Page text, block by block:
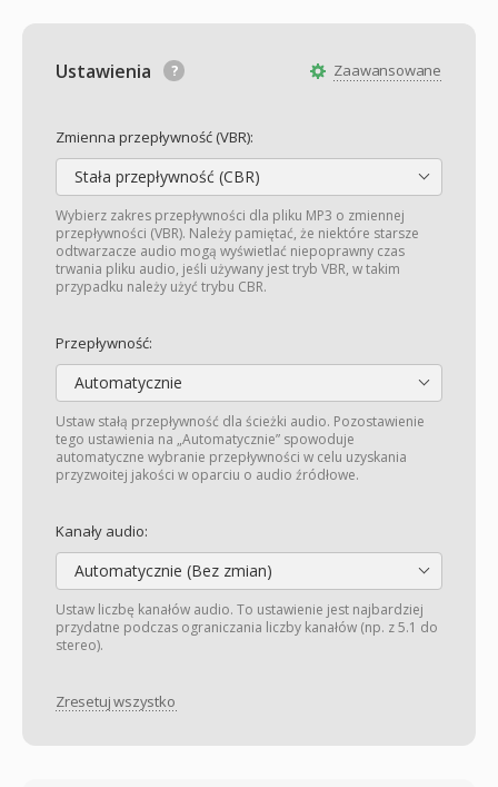
Zaawansowane
Ustawienia
Zmienna przepływność (VBR):
Stała przepływność (CBR)
Wybierz zakres przepływności dla pliku MP3 o zmiennej
przepływności (VBR). Należy pamiętać, że niektóre starsze
odtwarzacze audio mogą wyświetlać niepoprawny czas
trwania pliku audio, jeśli używany jest tryb VBR, w takim
przypadku należy użyć trybu CBR.
Przepływność:
Automatycznie
Ustaw stałą przepływność dla ścieżki audio. Pozostawienie
tego ustawienia na „Automatycznie” spowoduje
automatyczne wybranie przepływności w celu uzyskania
przyzwoitej jakości w oparciu o audio źródłowe.
Kanały audio:
Automatycznie (Bez zmian)
Ustaw liczbę kanałów audio. To ustawienie jest najbardziej
przydatne podczas ograniczania liczby kanałów (np. z 5.1 do
stereo).
Zresetuj wszystko